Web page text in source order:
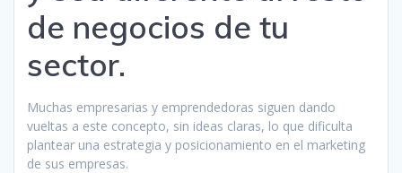
de negocios de tu
sector.
Muchas empresarias y emprendedoras siguen dando
vueltas a este concepto, sin ideas claras, lo que dificulta
plantear una estrategia y posicionamiento en el marketing
de sus empresas.